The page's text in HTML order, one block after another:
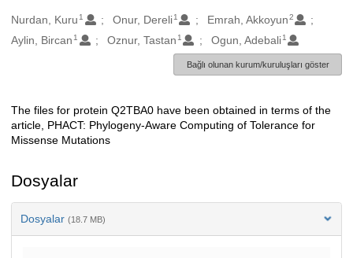
Oluşturanlar
Nurdan, Kuru 1 Onur, Dereli 1 Emrah, Akkoyun2
Aylin, Bircan 1 Oznur, Tastan 1 Ogun, Adebali 1
Bağlı olunan kurum/kuruluşları göster
Açıklama
The files for protein Q2TBA0 have been obtained in terms of the
article, PHACT: Phylogeny-Aware Computing of Tolerance for
Missense Mutations
Dosyalar
Dosyalar (18.7 MB)